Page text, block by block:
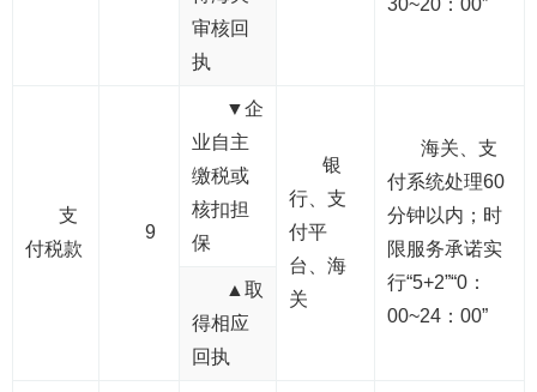
30~20：00”
审核回
执
支
付税款
9
▼企
业自主
缴税或
核扣担
保
银
行、支
付平
台、海
关
海关、支
付系统处理60
分钟以内；时
限服务承诺实
行“5+2”“0：
00~24：00”
▲取
得相应
回执